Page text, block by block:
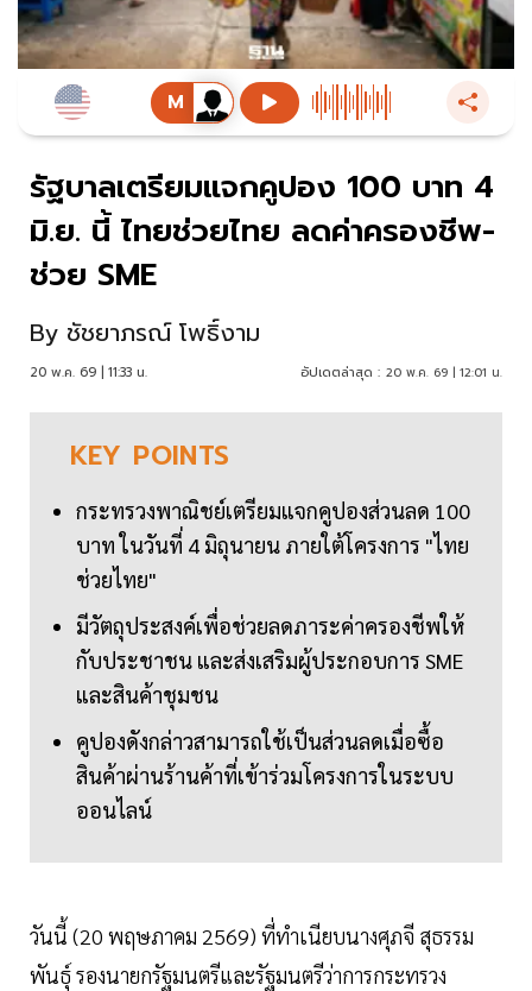
รัฐบาลเตรียมแจกคูปอง 100 บาท 4
มิ.ย. นี้ ไทยช่วยไทย ลดค่าครองชีพ-
ช่วย SME
By ชัชยาภรณ์ โพธิ์งาม
20 พ.ค. 69 | 11:33 น. อัปเดตล่าสุด : 20 พ.ค. 69 | 12:01 น.
KEY POINTS
กระทรวงพาณิชย์เตรียมแจกคูปองส่วนลด 100
บาท ในวันที่ 4 มิถุนายน ภายใต้โครงการ "ไทย
ช่วยไทย"
มีวัตถุประสงค์เพื่อช่วยลดภาระค่าครองชีพให้
กับประชาชน และส่งเสริมผู้ประกอบการ SME
และสินค้าชุมชน
คูปองดังกล่าวสามารถใช้เป็นส่วนลดเมื่อซื้อ
สินค้าผ่านร้านค้าที่เข้าร่วมโครงการในระบบ
ออนไลน์
วันนี้ (20 พฤษภาคม 2569) ที่ทำเนียบนางศุภจี สุธรรม
พันธุ์ รองนายกรัฐมนตรีและรัฐมนตรีว่าการกระทรวง